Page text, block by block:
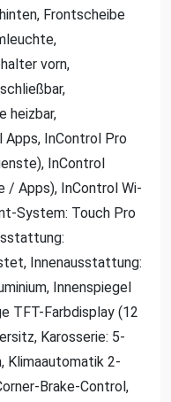
Frontscheibe
vorn,
heizbar,
Apps, InControl Pro
InControl
/ Apps), InControl Wi-
System: Touch Pro
Innenausstattung:
Innenspiegel
TFT-Farbdisplay (12
Karosserie: 5-
Klimaautomatik 2-
Brake-Control,